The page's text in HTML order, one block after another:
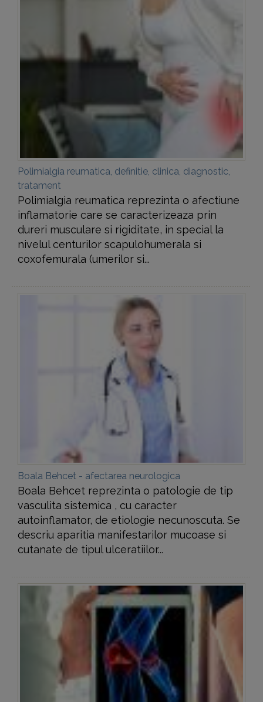
Polimialgia reumatica, definitie, clinica, diagnostic,
tratament
Polimialgia reumatica reprezinta o afectiune
inflamatorie care se caracterizeaza prin
dureri musculare si rigiditate, in special la
nivelul centurilor scapulohumerala si
coxofemurala (umerilor si...
Boala Behcet - afectarea neurologica
Boala Behcet reprezinta o patologie de tip
vasculita sistemica , cu caracter
autoinflamator, de etiologie necunoscuta. Se
descriu aparitia manifestarilor mucoase si
cutanate de tipul ulceratiilor...